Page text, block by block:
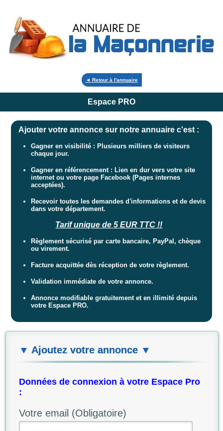
◄ Retour à l'annuaire
Espace PRO
Ajouter votre annonce sur notre annuaire c'est :
Gagner en visibilité : Plusieurs milliers de visiteurs
chaque jour.
Gagner en référencement : Lien en dur vers votre site
internet ou votre page Facebook (Pages internes
acceptées).
Recevoir toutes les demandes d'informations et de devis
dans votre département.
Tarif unique de 5 EUR TTC !!
Règlement sécurisé par carte bancaire, PayPal, chèque
ou virement.
Facture acquittée dès réception de votre règlement.
Validation immédiate de votre annonce.
Annonce modifiable gratuitement et en illimité depuis
votre Espace PRO.
▼ Ajoutez votre annonce ▼
Données de connexion à votre Espace Pro
:
Votre email (Obligatoire)